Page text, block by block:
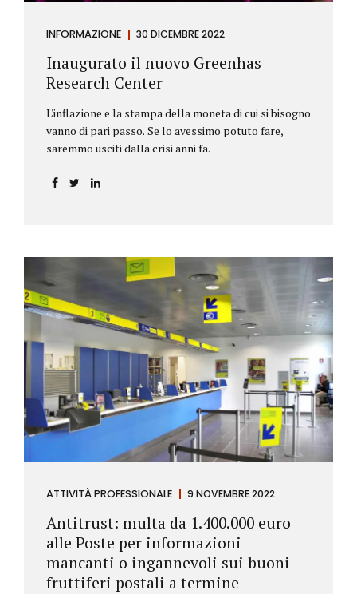
INFORMAZIONE 30 DICEMBRE 2022
Inaugurato il nuovo Greenhas
Research Center
L'inflazione e la stampa della moneta di cui si bisogno
vanno di pari passo. Se lo avessimo potuto fare,
saremmo usciti dalla crisi anni fa.
ATTIVITÀ PROFESSIONALE 9 NOVEMBRE 2022
Antitrust: multa da 1.400.000 euro
alle Poste per informazioni
mancanti o ingannevoli sui buoni
fruttiferi postali a termine